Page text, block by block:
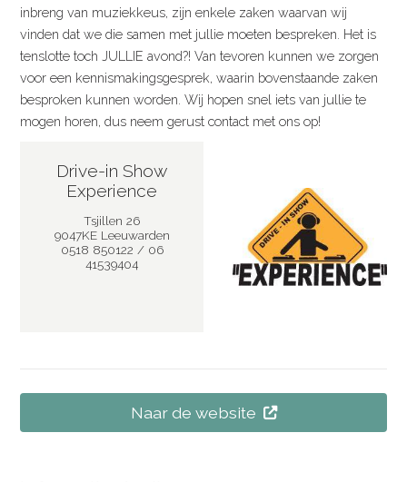
inbreng van muziekkeus, zijn enkele zaken waarvan wij
vinden dat we die samen met jullie moeten bespreken. Het is
tenslotte toch JULLIE avond?! Van tevoren kunnen we zorgen
voor een kennismakingsgesprek, waarin bovenstaande zaken
besproken kunnen worden. Wij hopen snel iets van jullie te
mogen horen, dus neem gerust contact met ons op!
Drive-in Show
Experience
Tsjillen 26
9047KE Leeuwarden
0518 850122 / 06
41539404
Naar de website